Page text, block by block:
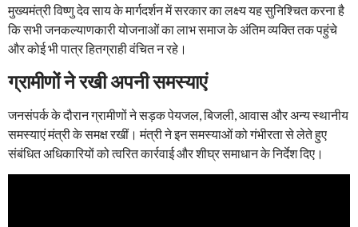
मुख्यमंत्री विष्णु देव साय के मार्गदर्शन में सरकार का लक्ष्य यह सुनिश्चित करना है
कि सभी जनकल्याणकारी योजनाओं का लाभ समाज के अंतिम व्यक्ति तक पहुंचे
और कोई भी पात्र हितग्राही वंचित न रहे।
ग्रामीणों ने रखी अपनी समस्याएं
जनसंपर्क के दौरान ग्रामीणों ने सड़क पेयजल, बिजली, आवास और अन्य स्थानीय
समस्याएं मंत्री के समक्ष रखीं। मंत्री ने इन समस्याओं को गंभीरता से लेते हुए
संबंधित अधिकारियों को त्वरित कार्रवाई और शीघ्र समाधान के निर्देश दिए।